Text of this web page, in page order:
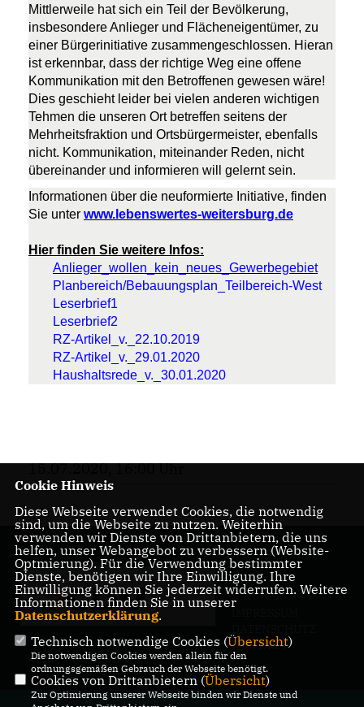
Mittlerweile hat sich ein Teil der Bevölkerung,
insbesondere Anlieger und Flächeneigentümer, zu
einer Bürgerinitiative zusammengeschlossen. Hieran
ist erkennbar, dass der richtige Weg eine offene
Kommunikation mit den Betroffenen gewesen wäre!
Dies geschieht leider bei vielen anderen wichtigen
Tehmen die unseren Ort betreffen seitens der
Mehrheitsfraktion und Ortsbürgermeister, ebenfalls
nicht. Kommunikation, miteinander Reden, nicht
übereinander und informieren will gelernt sein.
Informationen über die neuformierte Initiative, finden
Sie unter www.lebenswertes-weitersburg.de
Hier finden Sie weitere Infos:
Anlieger_wollen_kein_neues_Gewerbegebiet
Planbereich/Bebauungsplan_Teilbereich-West
Leserbrief1
Leserbrief2
RZ-Artikel_v._22.10.2019
RZ-Artikel_v._29.01.2020
Haushaltsrede_v._30.01.2020
15.07.2020, 16:00 Uhr
KONTAKT
@2026 CDU Ortsverband
Cookie Hinweis
Diese Webseite verwendet Cookies, die notwendig
sind, um die Webseite zu nutzen. Weiterhin
verwenden wir Dienste von Drittanbietern, die uns
helfen, unser Webangebot zu verbessern (Website-
Optmierung). Für die Verwendung bestimmter
Dienste, benötigen wir Ihre Einwilligung. Ihre
Einwilligung können Sie jederzeit widerrufen. Weitere
Informationen finden Sie in unserer
Datenschutzerklärung.
Technisch notwendige Cookies (Übersicht)
Die notwendigen Cookies werden allein für den
ordnungsgemäßen Gebrauch der Webseite benötigt.
Cookies von Drittanbietern (Übersicht)
Zur Optimierung unserer Webseite binden wir Dienste und